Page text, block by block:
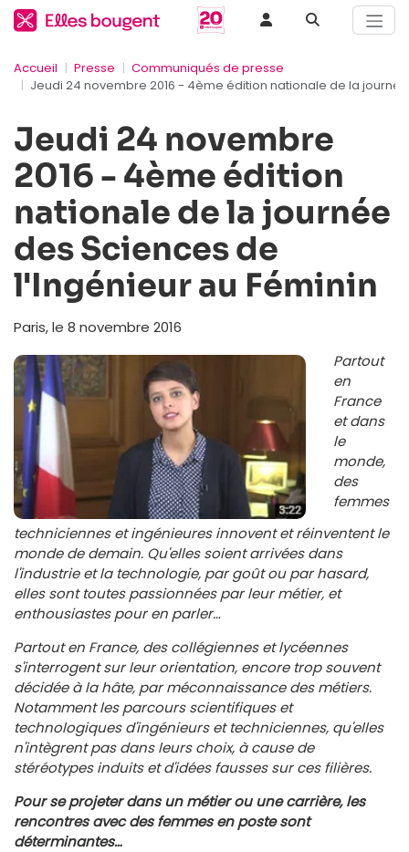
Accueil Presse
Communiqués de presse
Jeudi 24 novembre 2016 - 4ème édition nationale de la
Jeudi 24 novembre
2016 - 4ème édition
nationale de la journée
des Sciences de
l'Ingénieur au Féminin
Paris, le 8 novembre 2016
Partout
en
France
et dans
le
monde,
des
femmes
techniciennes et ingénieures innovent et réinventent le
monde de demain. Qu'elles soient arrivées dans
l'industrie et la technologie, par goût ou par hasard,
elles sont toutes passionnées par leur métier, et
enthousiastes pour en parler…
Partout en France, des collégiennes et lycéennes
s'interrogent sur leur orientation, encore trop souvent
décidée à la hâte, par méconnaissance des métiers.
Notamment les parcours scientifiques et
technologiques d'ingénieurs et techniciennes, qu'elles
n'intègrent pas dans leurs choix, à cause de
stéréotypes induits et d'idées fausses sur ces filières.
Pour se projeter dans un métier ou une carrière, les
rencontres avec des femmes en poste sont
déterminantes…